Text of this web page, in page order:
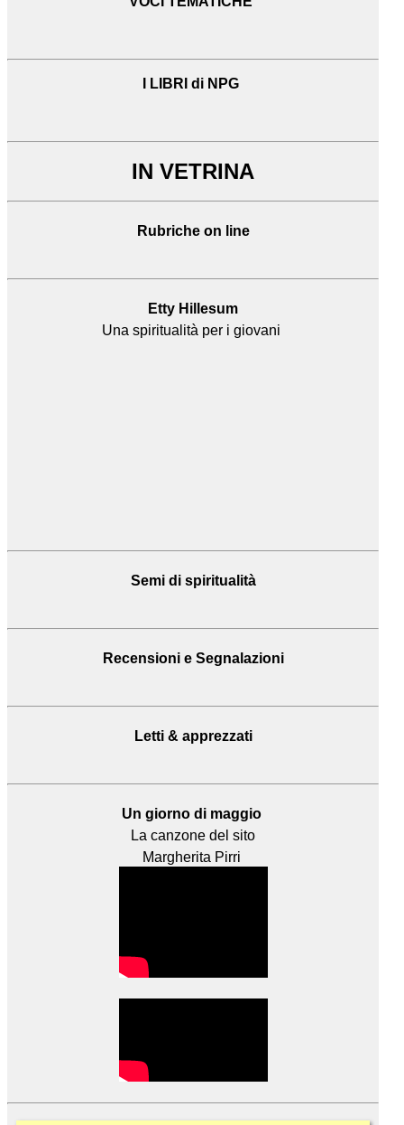
I LIBRI di NPG
IN VETRINA
Rubriche on line
Etty Hillesum
Una spiritualità per i giovani
Semi di spiritualità
Recensioni e Segnalazioni
Letti & apprezzati
Un giorno di maggio
La canzone del sito
Margherita Pirri